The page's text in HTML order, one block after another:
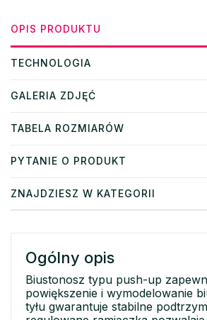
OPIS PRODUKTU
TECHNOLOGIA
GALERIA ZDJĘĆ
TABELA ROZMIARÓW
PYTANIE O PRODUKT
ZNAJDZIESZ W KATEGORII
Ogólny opis
Biustonosz typu push-up
powiększenie i wymodelowanie
tyłu gwarantuje stabilne